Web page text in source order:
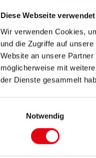
Diese Webseite
Wir verwenden Cookies,
und die Zugriffe auf
Website an unsere
möglicherweise mit
der Dienste gesammelt
Notwendig
Die Sieger
Grüner Veltliner
Welschriesling
Chardonnay
Zweigelt Privat